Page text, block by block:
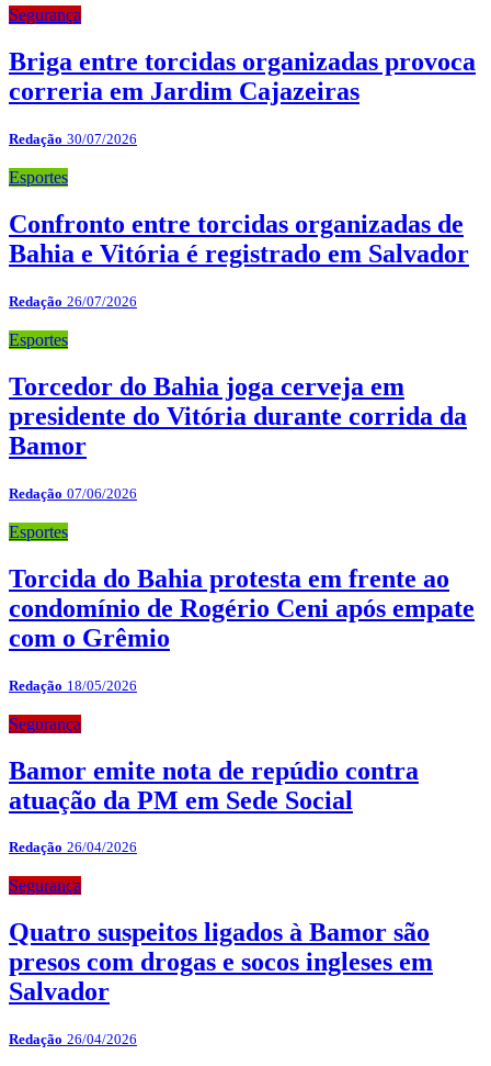
Segurança
Briga entre torcidas organizadas provoca
correria em Jardim Cajazeiras
Redação 30/07/2026
Esportes
Confronto entre torcidas organizadas de
Bahia e Vitória é registrado em Salvador
Redação 26/07/2026
Esportes
Torcedor do Bahia joga cerveja em
presidente do Vitória durante corrida da
Bamor
Redação 07/06/2026
Esportes
Torcida do Bahia protesta em frente ao
condomínio de Rogério Ceni após empate
com o Grêmio
Redação 18/05/2026
Segurança
Bamor emite nota de repúdio contra
atuação da PM em Sede Social
Redação 26/04/2026
Segurança
Quatro suspeitos ligados à Bamor são
presos com drogas e socos ingleses em
Salvador
Redação 26/04/2026